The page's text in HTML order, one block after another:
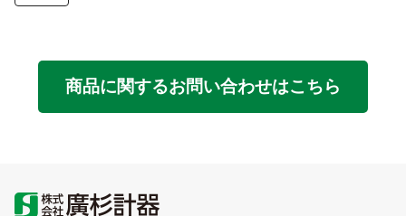
商品に関するお問い合わせはこちら